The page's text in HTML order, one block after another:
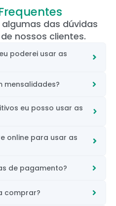
das dúvidas
nossos clientes.
poderei usar as
mensalidades?
eu posso usar as
online para usar as
de pagamento?
comprar?